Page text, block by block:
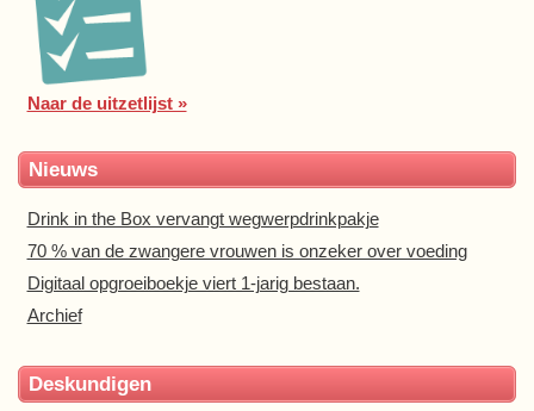
Naar de uitzetlijst »
Nieuws
Drink in the Box vervangt wegwerpdrinkpakje
70 % van de zwangere vrouwen is onzeker over voeding
Digitaal opgroeiboekje viert 1-jarig bestaan.
Archief
Deskundigen